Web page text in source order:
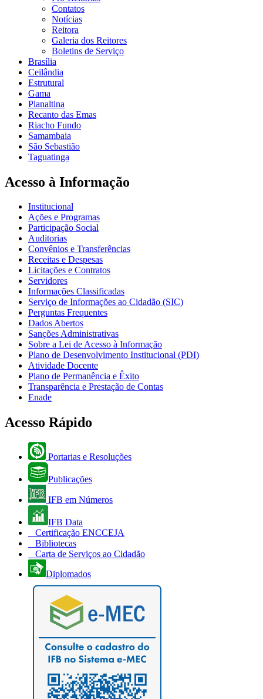
Contatos
Notícias
Reitora
Galeria dos Reitores
Boletins de Serviço
Brasília
Ceilândia
Estrutural
Gama
Planaltina
Recanto das Emas
Riacho Fundo
Samambaia
São Sebastião
Taguatinga
Acesso à Informação
Institucional
Ações e Programas
Participação Social
Auditorias
Convênios e Transferências
Receitas e Despesas
Licitações e Contratos
Servidores
Informações Classificadas
Serviço de Informações ao Cidadão (SIC)
Perguntas Frequentes
Dados Abertos
Sanções Administrativas
Sobre a Lei de Acesso à Informação
Plano de Desenvolvimento Institucional (PDI)
Atividade Docente
Plano de Permanência e Êxito
Transparência e Prestação de Contas
Enade
Acesso Rápido
Portarias e Resoluções
Publicações
IFB em Números
IFB Data
Certificação ENCCEJA
Bibliotecas
Carta de Serviços ao Cidadão
Diplomados